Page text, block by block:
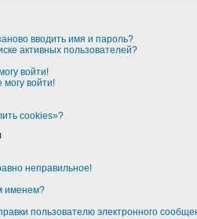
вводить имя и пароль?
активных пользователей?
войти!
войти!
cookies»?
неправильное!
именем?
пользователю электронного